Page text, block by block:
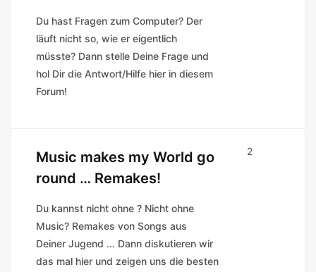
Du hast Fragen zum Computer? Der
läuft nicht so, wie er eigentlich
müsste? Dann stelle Deine Frage und
hol Dir die Antwort/Hilfe hier in diesem
Forum!
Music makes my World go
round … Remakes!
Du kannst nicht ohne ? Nicht ohne
Music? Remakes von Songs aus
Deiner Jugend ... Dann diskutieren wir
das mal hier und zeigen uns die besten
2